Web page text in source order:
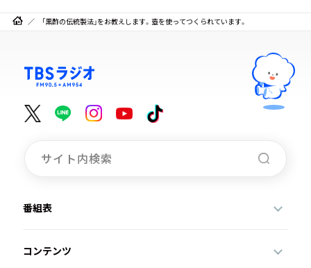
「黒酢の伝統製法」をお教えします。壺を使ってつくられています。
番組表
コンテンツ